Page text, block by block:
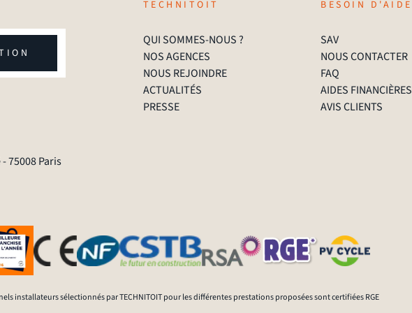
75008 Paris
TECHNITOIT
QUI SOMMES-NOUS ?
NOS AGENCES
NOUS REJOINDRE
ACTUALITÉS
PRESSE
BESOIN D'AIDE
SAV
NOUS CONTACTER
FAQ
AIDES FINANCIÈRES
AVIS CLIENTS
installateurs sélectionnés par TECHNITOIT pour les différentes prestations proposées sont certifiées RGE